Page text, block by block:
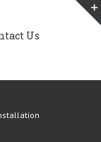
Us